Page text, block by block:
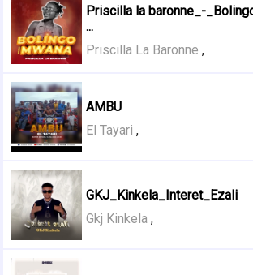
Priscilla la baronne_-
...
Priscilla La Baronne ,
AMBU
El Tayari ,
GKJ_Kinkela_Interet_Ezali
Gkj Kinkela ,